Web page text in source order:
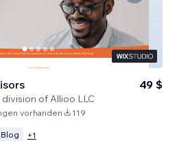
of Allioo LLC
49 $
vorhanden 119
Blog +1